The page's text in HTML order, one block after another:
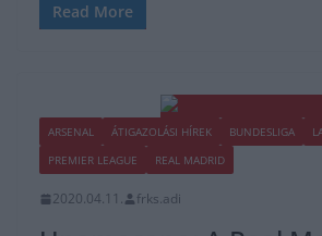
Read More
ARSENAL ÁTIGAZOLÁSI HÍREK BUNDESLIGA
PREMIER LEAGUE
REAL MADRID
2020.04.11. frks.adi